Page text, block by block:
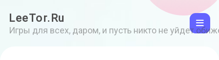
LeeTor.Ru
Игры для всех, даром, и пусть никто не уйдет